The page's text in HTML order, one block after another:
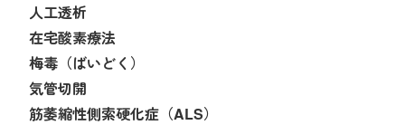
人工透析
在宅酸素療法
梅毒（ばいどく）
気管切開
筋萎縮性側索硬化症（ALS）